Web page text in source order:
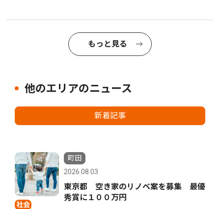
もっと見る
他のエリアのニュース
新着記事
社会
町田
2026.08.03
東京都 空き家のリノベ案を募集 最優
秀賞に１００万円